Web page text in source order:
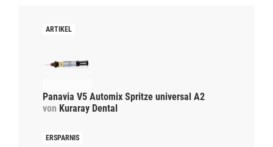
Panavia V5 Automix Spritze universal A2
von Kuraray Dental